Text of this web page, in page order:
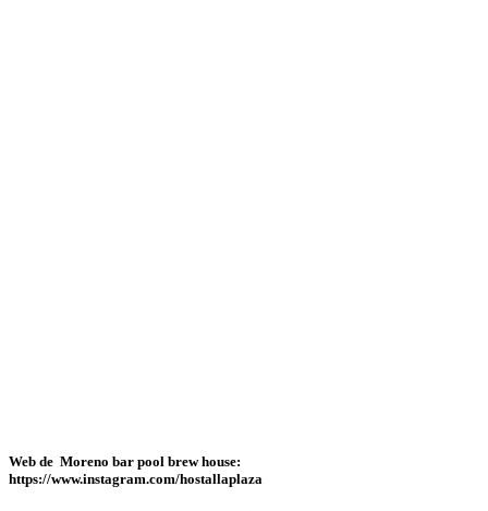
Web de Moreno bar pool brew house:
https://www.instagram.com/hostallaplaza